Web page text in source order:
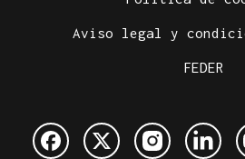
Aviso legal y
FEDER